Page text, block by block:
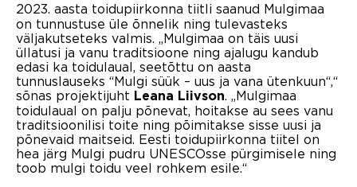
2023. aasta toidupiirkonna tiitli saanud Mulgimaa
on tunnustuse üle õnnelik ning tulevasteks
väljakutseteks valmis. „Mulgimaa on täis uusi
üllatusi ja vanu traditsioone ning ajalugu kandub
edasi ka toidulaual, seetõttu on aasta
tunnuslauseks “Mulgi süük – uus ja vana ütenkuun“,“
sõnas projektijuht Leana Liivson. „Mulgimaa
toidulaual on palju põnevat, hoitakse au sees vanu
traditsioonilisi toite ning põimitakse sisse uusi ja
põnevaid maitseid. Eesti toidupiirkonna tiitel on
hea järg Mulgi pudru UNESCOsse pürgimisele ning
toob mulgi toidu veel rohkem esile.“